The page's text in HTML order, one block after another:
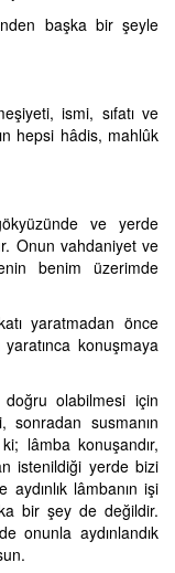
başka bir şeyle
ismi, sıfatı ve
hepsi hâdis, mahlûk
ve yerde
Onun vahdaniyet ve
benim üzerimde
yaratmadan önce
konuşmaya
olabilmesi için
susmanın
lâmba konuşandır,
istenildiği yerde bizi
aydınlık lâmbanın işi
bir şey de değildir.
onunla aydınlandık